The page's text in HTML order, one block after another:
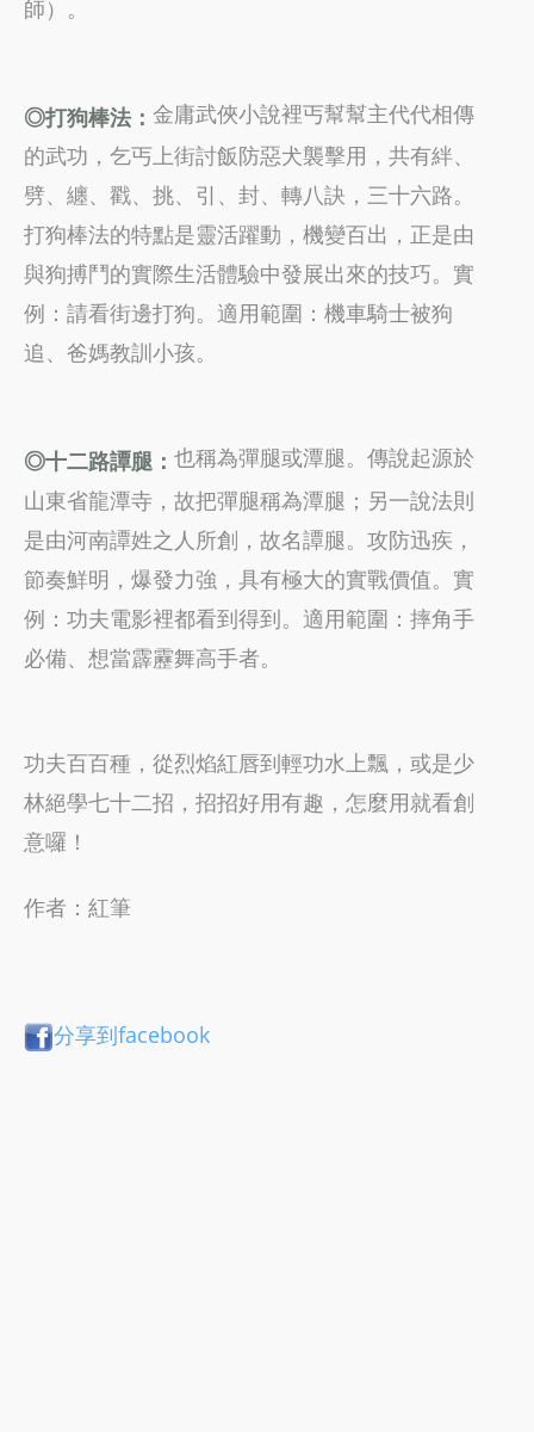
師）。
◎打狗棒法： 金庸武俠小說裡丐幫幫主代代相傳
的武功，乞丐上街討飯防惡犬襲擊用，共有絆、
劈、纏、戳、挑、引、封、轉八訣，三十六路。
打狗棒法的特點是靈活躍動，機變百出，正是由
與狗搏鬥的實際生活體驗中發展出來的技巧。實
例：請看街邊打狗。適用範圍：機車騎士被狗
追、爸媽教訓小孩。
◎十二路譚腿： 也稱為彈腿或潭腿。傳說起源於
山東省龍潭寺，故把彈腿稱為潭腿；另一說法則
是由河南譚姓之人所創，故名譚腿。攻防迅疾，
節奏鮮明，爆發力強，具有極大的實戰價值。實
例：功夫電影裡都看到得到。適用範圍：摔角手
必備、想當霹靂舞高手者。
功夫百百種，從烈焰紅唇到輕功水上飄，或是少
林絕學七十二招，招招好用有趣，怎麼用就看創
意囉！
作者：紅筆
分享到facebook